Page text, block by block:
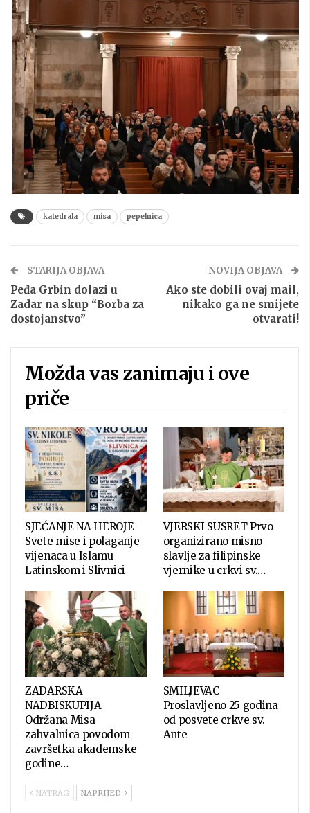
katedrala misa pepelnica
STARIJA OBJAVA
Peđa Grbin dolazi u
Zadar na skup “Borba za
dostojanstvo”
NOVIJA OBJAVA
Ako ste dobili ovaj mail,
nikako ga ne smijete
otvarati!
Možda vas zanimaju i ove
priče
SJEĆANJE NA HEROJE
Svete mise i polaganje
vijenaca u Islamu
Latinskom i Slivnici
VJERSKI SUSRET Prvo
organizirano misno
slavlje za filipinske
vjernike u crkvi sv.…
ZADARSKA
NADBISKUPIJA
Održana Misa
zahvalnica povodom
završetka akademske
godine…
SMILJEVAC
Proslavljeno 25 godina
od posvete crkve sv.
Ante
NATRAG NAPRIJED